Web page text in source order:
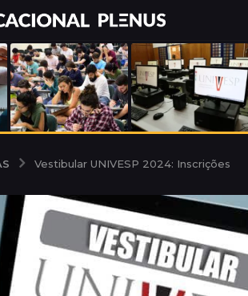
Vestibular UNIVESP 2024: Inscrições